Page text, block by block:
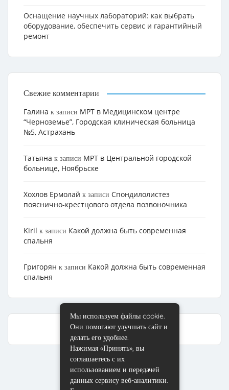
Оснащение научных лабораторий: как выбрать
оборудование, обеспечить сервис и гарантийный
ремонт
Свежие комментарии
Галина к записи МРТ в Медицинском центре
“Черноземье”, Городская клиническая больница
№5, Астрахань
Татьяна к записи МРТ в Центральной городской
больнице, Ноябрьске
Хохлов Ермолай к записи Cпондилолистез
пояснично-крестцового отдела позвоночника
Kiril к записи Какой должна быть современная
спальня
Григорян к записи Какой должна быть современная
спальня
Мы используем файлы cookie.
Они помогают улучшать сайт и
делать его удобнее.
Нажимая «Принять», вы
соглашаетесь с их
использованием и передачей
данных сервису веб-аналитики.